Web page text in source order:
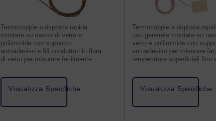
Termocoppie a risposta rapida
montate su nastro di vetro e
poliimmide con supporto
autoadesivo e fili conduttori in fibra
di vetro per misurare facilmente
Visualizza Specifiche
Termocoppie a risposta
uso generale montate su
vetro e poliimmide con
autoadesivo per misurare
temperature superficiali fino
Visualizza Specifiche